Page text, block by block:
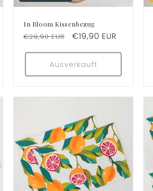
In Bloom Kissenbezug
Normaler
€29,90 EUR Verkaufspreis
€19,90 EUR
Ausverkauft